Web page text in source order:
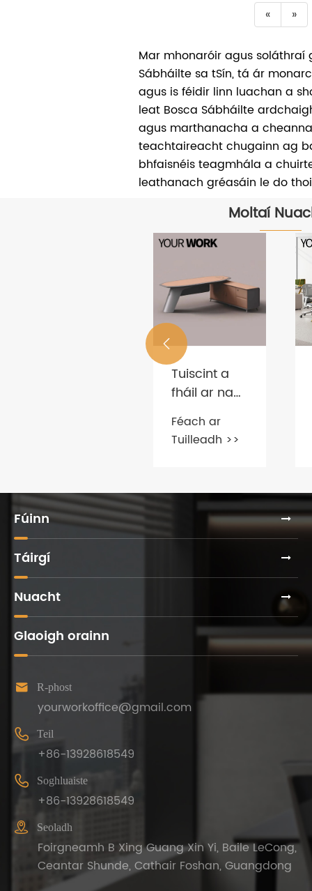
« »
Mar mhonaróir agus soláthraí
Sábháilte sa tSín, tá ár
agus is féidir linn luachan a
leat Bosca Sábháilte
agus marthanacha a
teachtaireacht chugainn ag
bhfaisnéis teagmhála a
leathanach gréasáin le do
Moltaí
Tuiscint a
fháil ar na
céadfaí
coitianta
seo maidir
cheannach
chun nach
gcaithfear
cheated!
Féach ar
Tuilleadh >>

Fúinn
Táirgí
Nuacht
Glaoigh orainn
 R-phost
yourworkoffice@gmail.com
 Teil
+86-13928618549
 Soghluaiste
+86-13928618549
 Seoladh
Foirgneamh B Xing Guang Xin Yi, Baile LeCong,
Ceantar Shunde, Cathair Foshan, Guangdong